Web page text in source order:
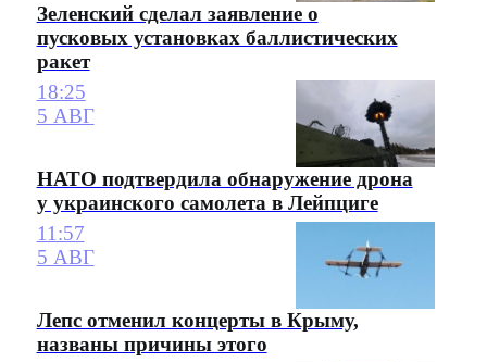
Зеленский сделал заявление о
пусковых установках баллистических
ракет
18:25
5 АВГ
НАТО подтвердила обнаружение дрона
у украинского самолета в Лейпциге
11:57
5 АВГ
Лепс отменил концерты в Крыму,
названы причины этого